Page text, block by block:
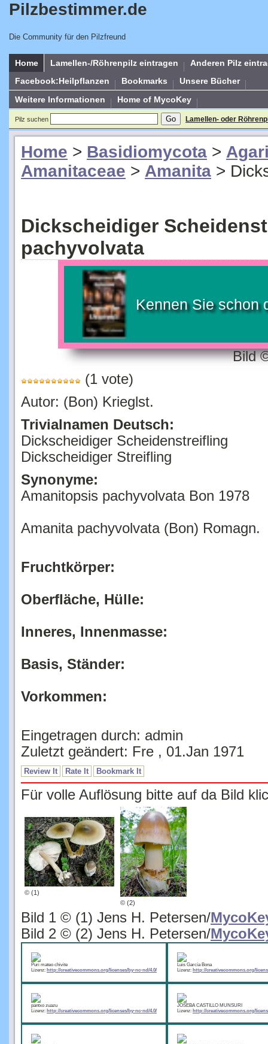
Pilzbestimmer.de
Die Community für den Pilzfreund
Home Lamellen-/Röhrenpilz eintragen
Anderen Pilz
Facebook:Heilpflanzen
Bookmarks
Unsere Bücher
Weitere Informationen
Home of MycoKey
Pilz suchen Lamellen- oder
Home > Basidiomycota >
Amanitaceae > Amanita >
Dickscheidiger
pachyvolvata
Kennen Sie schon
Bild
Autor: (Bon) Krieglst.
Trivialnamen Deutsch:
Dickscheidiger Scheidenstreifling
Dickscheidiger Streifling
Synonyme:
Amanitopsis pachyvolvata Bon 1978
Zuletzt geändert: Fre , 01.Jan 1971
Rate It
Für volle Auflösung bitte auf da Bild
© (1)
© (2)
Bild 1 © (1) Jens H. Petersen/
Bild 2 © (2) Jens H. Petersen/
Puri mateo chivite
Lizenz:
Luis García Bona
Lizenz:
pantxo zuazu
Lizenz:
JOSEBA CASTILLO MUNSURI
Lizenz:
César Redín
Lizenz:
JOSEBA CASTILLO MUNSURI
Lizenz: